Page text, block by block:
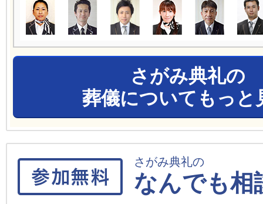
さがみ典礼の
葬儀についてもっと
さがみ典礼の
なんでも相